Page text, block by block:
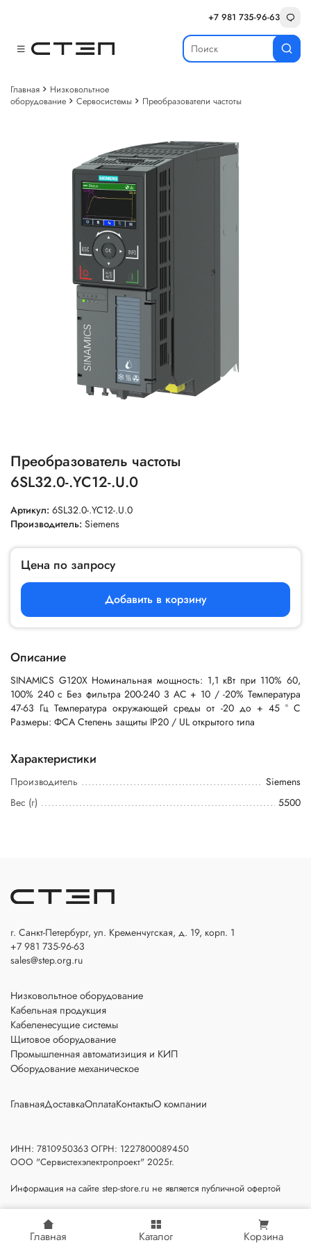
+7 981 735-96-63
Главная Каталог Корзина
Главная
Низковольтное
оборудование
Сервосистемы Преобразователи частоты
Преобразователь частоты
6SL32.0-.YC12-.U.0
Артикул: 6SL32.0-.YC12-.U.0
Производитель: Siemens
Цена по запросу
Добавить в корзину
Описание
SINAMICS G120X Номинальная мощность: 1,1 кВт при 110% 60,
100% 240 с Без фильтра 200-240 3 AC + 10 / -20% Температура
47-63 Гц Температура окружающей среды от -20 до + 45 ° C
Размеры: ФСА Степень защиты IP20 / UL открытого типа
Характеристики
Производитель
Siemens
Вес (г)
5500
г. Санкт-Петербург, ул. Кременчугская, д. 19, корп. 1
+7 981 735-96-63
sales@step.org.ru
ГлавнаяДоставкаОплатаКонтактыО компании
Низковольтное оборудование
Кабельная продукция
Кабеленесущие системы
Щитовое оборудование
Промышленная автоматизиция и КИП
Оборудование механическое
ИНН: 7810950363 ОГРН: 1227800089450
ООО "Сервистехэлектропроект" 2025г.
Информация на сайте step-store.ru не является публичной офертой